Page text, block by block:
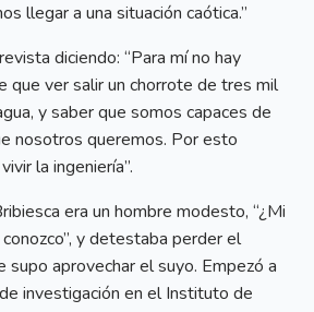
llegar a una situación caótica.”
diciendo: “Para mí no hay
que ver salir un chorrote de tres mil
y saber que somos capaces de
nosotros queremos. Por esto
la ingeniería”.
era un hombre modesto, “¿Mi
y detestaba perder el
supo aprovechar el suyo. Empezó a
investigación en el Instituto de